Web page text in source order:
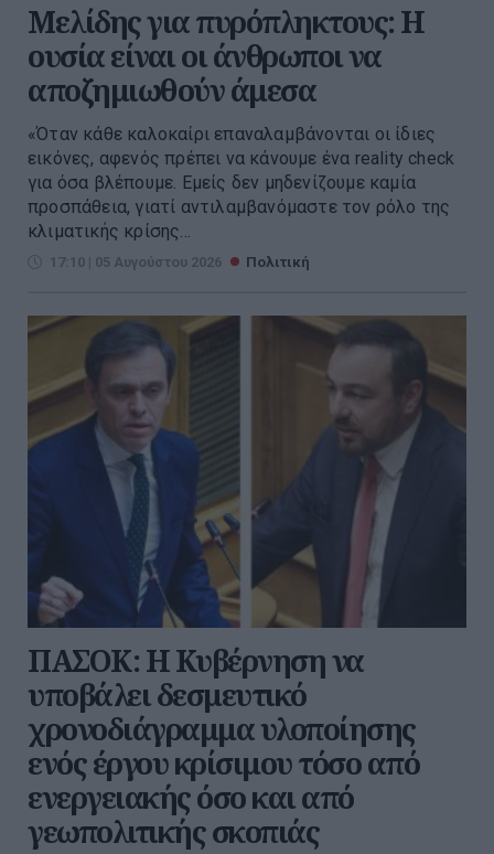
Μελίδης για πυρόπληκτους: Η
ουσία είναι οι άνθρωποι να
αποζημιωθούν άμεσα
«Όταν κάθε καλοκαίρι επαναλαμβάνονται οι ίδιες
εικόνες, αφενός πρέπει να κάνουμε ένα reality check
για όσα βλέπουμε. Εμείς δεν μηδενίζουμε καμία
προσπάθεια, γιατί αντιλαμβανόμαστε τον ρόλο της
κλιματικής κρίσης...
17:10 | 05 Αυγούστου 2026 Πολιτική
ΠΑΣΟΚ: Η Κυβέρνηση να
υποβάλει δεσμευτικό
χρονοδιάγραμμα υλοποίησης
ενός έργου κρίσιμου τόσο από
ενεργειακής όσο και από
γεωπολιτικής σκοπιάς